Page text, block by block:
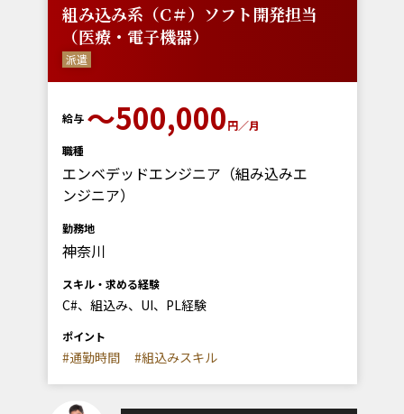
組み込み系（C＃）ソフト開発担当
（医療・電子機器）
派遣
給与 〜500,000円／月
職種
エンベデッドエンジニア（組み込みエ
ンジニア）
勤務地
神奈川
スキル・求める経験
C#、組込み、UI、PL経験
ポイント
#通勤時間 #組込みスキル